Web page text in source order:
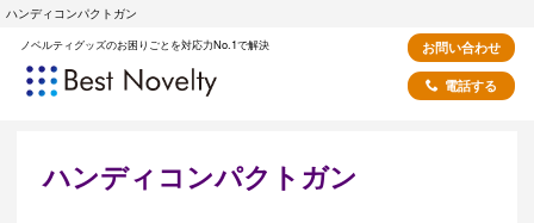
ハンディコンパクトガン
ノベルティグッズのお困りごとを対応力No.1で解決
お問い合わせ
電話する
ハンディコンパクトガン